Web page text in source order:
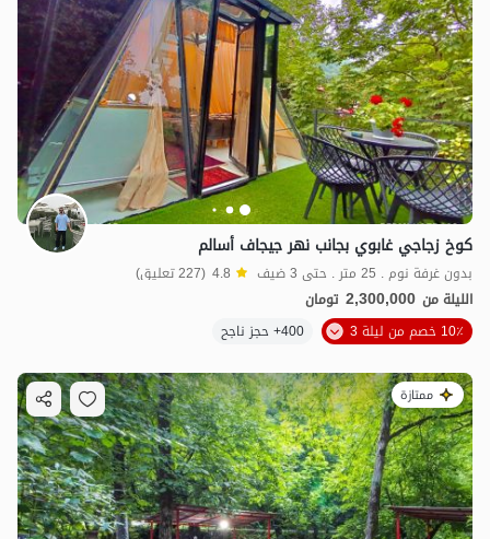
كوخ زجاجي غابوي بجانب نهر جيجاف أسالم
بدون غرفة نوم . 25 متر . حتى 3 ضيف 4.8 (227 تعليق)
الليلة من 2,300,000 تومان
10٪ خصم من ليلة 3
400+ حجز ناجح
ممتازة